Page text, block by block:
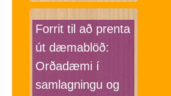
Forrit til að prenta
út dæmablöð:
Orðadæmi í
samlagningu og